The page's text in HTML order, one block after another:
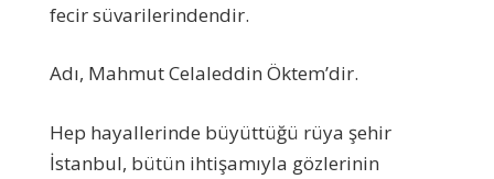
fecir süvarilerindendir.
Adı, Mahmut Celaleddin Öktem’dir.
Hep hayallerinde büyüttüğü rüya şehir
İstanbul, bütün ihtişamıyla gözlerinin